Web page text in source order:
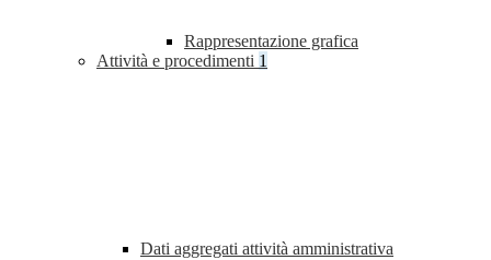
Rappresentazione grafica
Attività e procedimenti 1
Dati aggregati attività amministrativa